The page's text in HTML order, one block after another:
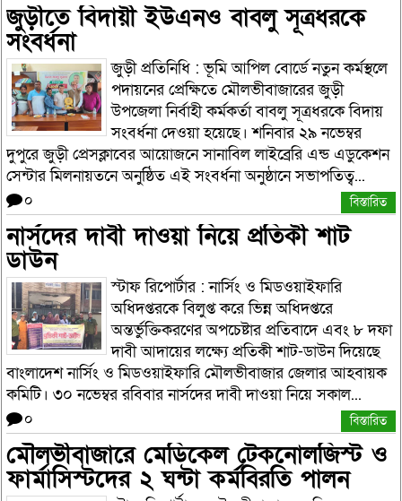
জুড়ীতে বিদায়ী ইউএনও বাবলু সূত্রধরকে
সংবর্ধনা
জুড়ী প্রতিনিধি : ভূমি আপিল বোর্ডে নতুন কর্মস্থলে
পদায়নের প্রেক্ষিতে মৌলভীবাজারের জুড়ী
উপজেলা নির্বাহী কর্মকর্তা বাবলু সূত্রধরকে বিদায়
সংবর্ধনা দেওয়া হয়েছে। শনিবার ২৯ নভেম্বর
দুপুরে জুড়ী প্রেসক্লাবের আয়োজনে সানাবিল লাইব্রেরি এন্ড এডুকেশন
সেন্টার মিলনায়তনে অনুষ্ঠিত এই সংবর্ধনা অনুষ্ঠানে সভাপতিত্ব...
০ বিস্তারিত
নার্সদের দাবী দাওয়া নিয়ে প্রতিকী শাট
ডাউন
স্টাফ রিপোর্টার : নার্সিং ও মিডওয়াইফারি
অধিদপ্তরকে বিলুপ্ত করে ভিন্ন অধিদপ্তরে
অন্তর্ভুক্তিকরণের অপচেষ্টার প্রতিবাদে এবং ৮ দফা
দাবী আদায়ের লক্ষ্যে প্রতিকী শাট-ডাউন দিয়েছে
বাংলাদেশ নার্সিং ও মিডওয়াইফারি মৌলভীবাজার জেলার আহবায়ক
কমিটি। ৩০ নভেম্বর রবিবার নার্সদের দাবী দাওয়া নিয়ে সকাল...
০ বিস্তারিত
মৌলভীবাজারে মেডিকেল টেকনোলজিস্ট ও
ফার্মাসিস্টদের ২ ঘন্টা কর্মবিরতি পালন